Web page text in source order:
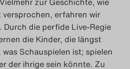
erfahren wir
die perfide Live-Regie
die Kinder, die längst
Schauspielen ist; spielen
der ihrige sein könnte. Zu